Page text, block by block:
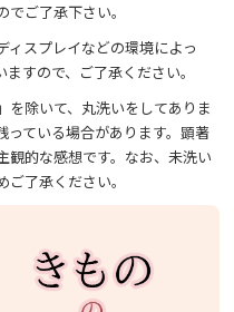
ご了承下さい。
スプレイなどの環境によっ
すので、ご了承ください。
除いて、丸洗いをしてありま
っている場合があります。顕著
観的な感想です。なお、未洗い
了承ください。